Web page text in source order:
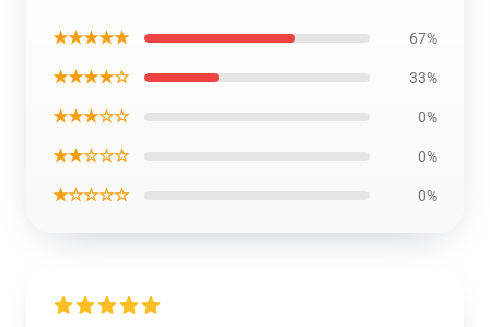
★★★★★ 67%
★★★★☆ 33%
★★★☆☆ 0%
★★☆☆☆ 0%
★☆☆☆☆ 0%